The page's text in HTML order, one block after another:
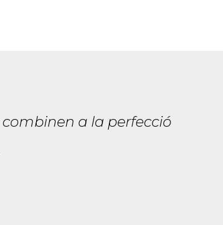
a la perfecció